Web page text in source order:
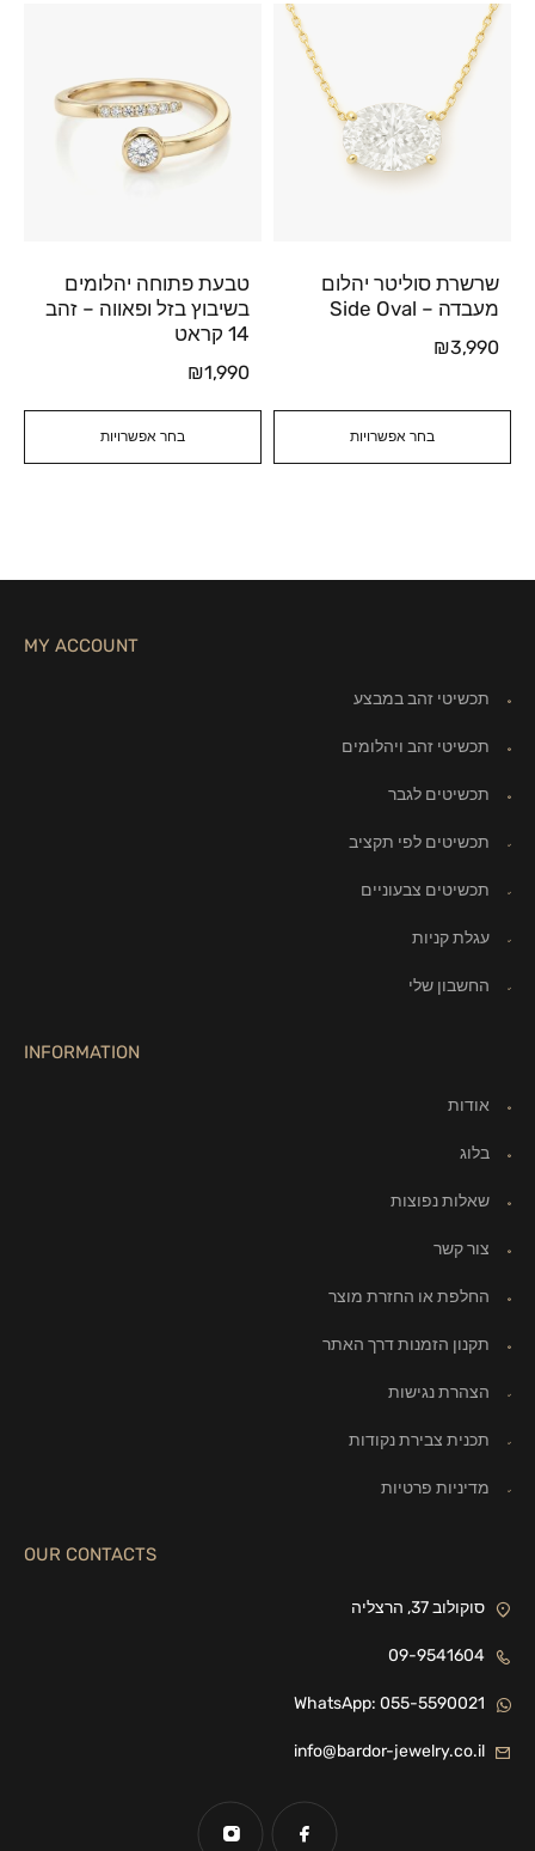
בחר אפשרויות
שרשרת סוליטר יהלום
מעבדה – Side Oval
₪3,990
בחר אפשרויות
טבעת פתוחה יהלומים
בשיבוץ בזל ופאווה – זהב
14 קראט
₪1,990
MY ACCOUNT
תכשיטי זהב במבצע
תכשיטי זהב ויהלומים
תכשיטים לגבר
תכשיטים לפי תקציב
תכשיטים צבעוניים
עגלת קניות
החשבון שלי
INFORMATION
אודות
בלוג
שאלות נפוצות
צור קשר
החלפת או החזרת מוצר
תקנון הזמנות דרך האתר
הצהרת נגישות
תכנית צבירת נקודות
מדיניות פרטיות
OUR CONTACTS
סוקולוב 37, הרצליה
09-9541604
WhatsApp: 055-5590021
info@bardor-jewelry.co.il